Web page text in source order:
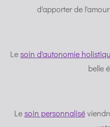
d'apporter de
Lesoin d'autonomie
belle
Lesoin personnalisé